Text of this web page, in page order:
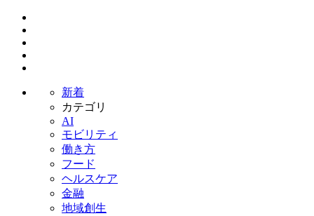
新着
カテゴリ
AI
モビリティ
働き方
フード
ヘルスケア
金融
地域創生